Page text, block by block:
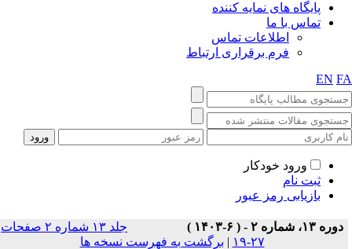
پایگاه های نمایه کننده
تماس با ما
اطلاعات تماس
فرم برقراری ارتباط
EN
ورود خودکار
ثبت نام
بازیابی رمز عبور
دوره ۱۳، شماره ۲ - ( ۶-۱۴۰۳ )
جلد ۱۳ شماره ۲ صفحات
۲۷-۱۹
| برگشت به فهرست نسخه ها